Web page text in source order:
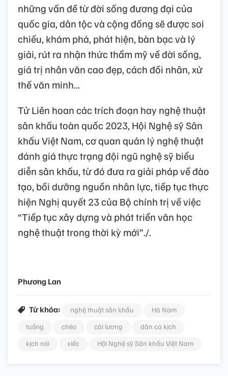
những vấn đề từ đời sống đương đại của
quốc gia, dân tộc và cộng đồng sẽ được soi
chiếu, khám phá, phát hiện, bàn bạc và lý
giải, rút ra nhận thức thẩm mỹ về đời sống,
giá trị nhân văn cao đẹp, cách đối nhân, xử
thế văn minh...
Tử Liên hoan các trích đoạn hay nghệ thuật
sân khấu toàn quốc 2023, Hội Nghệ sỹ Sân
khấu Việt Nam, cơ quan quản lý nghệ thuật
đánh giá thực trạng đội ngũ nghệ sỹ biểu
diễn sân khấu, từ đó đưa ra giải pháp về đào
tạo, bồi dưỡng nguồn nhân lực, tiếp tục thực
hiện Nghị quyết 23 của Bộ chính trị về việc
“Tiếp tục xây dựng và phát triển văn học
nghệ thuật trong thời kỳ mới”./.
Phương Lan
Từ khóa: nghệ thuật sân khấu
Hà Nam
tuồng
chèo cải lương
dân ca kịch
kịch nói
xiếc Hội Nghệ sỹ Sân khấu Việt Nam